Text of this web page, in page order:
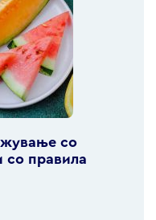
со
со правила